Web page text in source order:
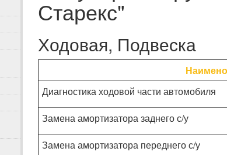
Старекс"
Ходовая, Подвеска
Диагностика ходовой части автомобиля
Замена амортизатора заднего с/у
Замена амортизатора переднего с/у